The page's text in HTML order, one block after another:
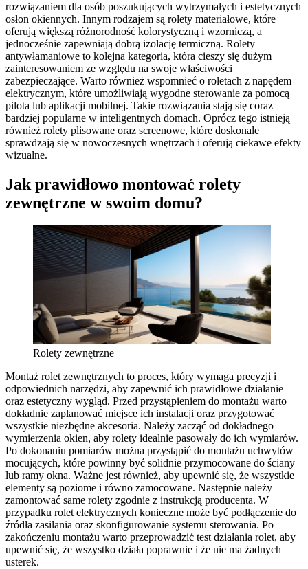
rozwiązaniem dla osób poszukujących wytrzymałych i estetycznych
osłon okiennych. Innym rodzajem są rolety materiałowe, które
oferują większą różnorodność kolorystyczną i wzorniczą, a
jednocześnie zapewniają dobrą izolację termiczną. Rolety
antywłamaniowe to kolejna kategoria, która cieszy się dużym
zainteresowaniem ze względu na swoje właściwości
zabezpieczające. Warto również wspomnieć o roletach z napędem
elektrycznym, które umożliwiają wygodne sterowanie za pomocą
pilota lub aplikacji mobilnej. Takie rozwiązania stają się coraz
bardziej popularne w inteligentnych domach. Oprócz tego istnieją
również rolety plisowane oraz screenowe, które doskonale
sprawdzają się w nowoczesnych wnętrzach i oferują ciekawe efekty
wizualne.
Jak prawidłowo montować rolety
zewnętrzne w swoim domu?
Rolety zewnętrzne
Montaż rolet zewnętrznych to proces, który wymaga precyzji i
odpowiednich narzędzi, aby zapewnić ich prawidłowe działanie
oraz estetyczny wygląd. Przed przystąpieniem do montażu warto
dokładnie zaplanować miejsce ich instalacji oraz przygotować
wszystkie niezbędne akcesoria. Należy zacząć od dokładnego
wymierzenia okien, aby rolety idealnie pasowały do ich wymiarów.
Po dokonaniu pomiarów można przystąpić do montażu uchwytów
mocujących, które powinny być solidnie przymocowane do ściany
lub ramy okna. Ważne jest również, aby upewnić się, że wszystkie
elementy są poziome i równo zamocowane. Następnie należy
zamontować same rolety zgodnie z instrukcją producenta. W
przypadku rolet elektrycznych konieczne może być podłączenie do
źródła zasilania oraz skonfigurowanie systemu sterowania. Po
zakończeniu montażu warto przeprowadzić test działania rolet, aby
upewnić się, że wszystko działa poprawnie i że nie ma żadnych
usterek.